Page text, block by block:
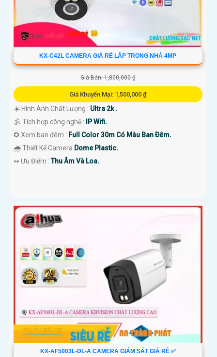
KX-C42L CAMERA GIÁ RẺ LẮP TRONG NHÀ 4MP
Giá Bán: 1,800,000 ₫
Giá Khuyến Mại: 1,500,000 ₫
☀️ Hình Ành Chất Lượng : Ultra 2k .
🕉️ Tích hợp công nghệ :
IP Wifi.
✪ Xem ban đêm : Full Color 30m Có Màu Ban Ðêm.
🌧️ Thiết Kế Camera Dome Plastic.
️↭ Ưu Điểm :Thu Âm Và Loa.
KX-AF5003L-DL-A CAMERA GIÁM SÁT GIÁ RẺ ✅